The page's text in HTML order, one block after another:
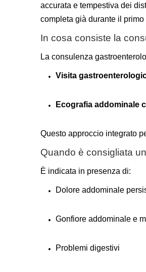
accurata e tempestiva dei
completa già durante il
In cosa consiste la
La consulenza
Visita
Ecografia addominale
Questo approccio integrato
Quando è consigliata
È indicata in presenza di:
Dolore addominale
Gonfiore addominale e
Problemi digestivi